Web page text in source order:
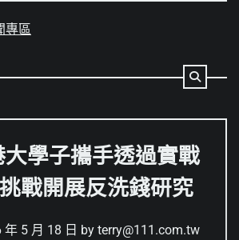
專區
學子攜手透過實戰
戰開展反洗錢研究
年 5 月 18 日 by terry@111.com.tw